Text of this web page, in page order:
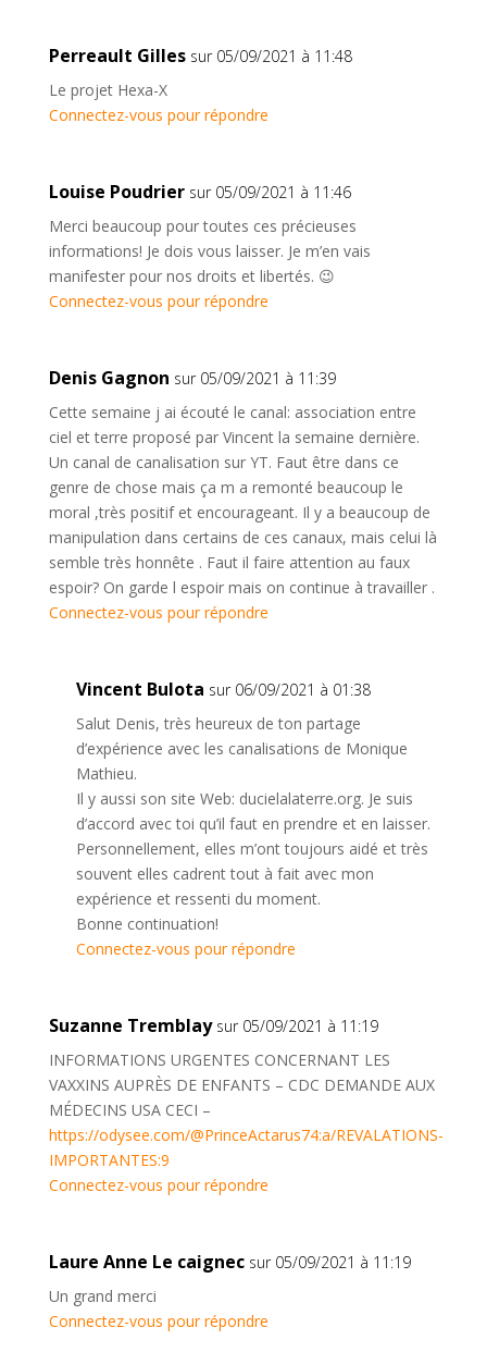
Perreault Gilles sur 05/09/2021 à 11:48
Le projet Hexa-X
Connectez-vous pour répondre
Louise Poudrier sur 05/09/2021 à 11:46
Merci beaucoup pour toutes ces précieuses
informations! Je dois vous laisser. Je m’en vais
manifester pour nos droits et libertés. 😉
Connectez-vous pour répondre
Denis Gagnon sur 05/09/2021 à 11:39
Cette semaine j ai écouté le canal: association entre
ciel et terre proposé par Vincent la semaine dernière.
Un canal de canalisation sur YT. Faut être dans ce
genre de chose mais ça m a remonté beaucoup le
moral ,très positif et encourageant. Il y a beaucoup de
manipulation dans certains de ces canaux, mais celui là
semble très honnête . Faut il faire attention au faux
espoir? On garde l espoir mais on continue à travailler .
Connectez-vous pour répondre
Vincent Bulota sur 06/09/2021 à 01:38
Salut Denis, très heureux de ton partage
d’expérience avec les canalisations de Monique
Mathieu.
Il y aussi son site Web: ducielalaterre.org. Je suis
d’accord avec toi qu’il faut en prendre et en laisser.
Personnellement, elles m’ont toujours aidé et très
souvent elles cadrent tout à fait avec mon
expérience et ressenti du moment.
Bonne continuation!
Connectez-vous pour répondre
Suzanne Tremblay sur 05/09/2021 à 11:19
INFORMATIONS URGENTES CONCERNANT LES
VAXXINS AUPRÈS DE ENFANTS – CDC DEMANDE AUX
MÉDECINS USA CECI –
https://odysee.com/@PrinceActarus74:a/REVALATIONS-
IMPORTANTES:9
Connectez-vous pour répondre
Laure Anne Le caignec sur 05/09/2021 à 11:19
Un grand merci
Connectez-vous pour répondre